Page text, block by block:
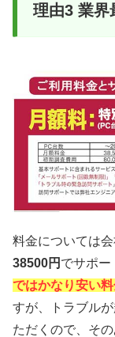
理由3 業界
料金については
38500円 でサポー
ではかなり安い料
すが、トラブル
ただくので、そ